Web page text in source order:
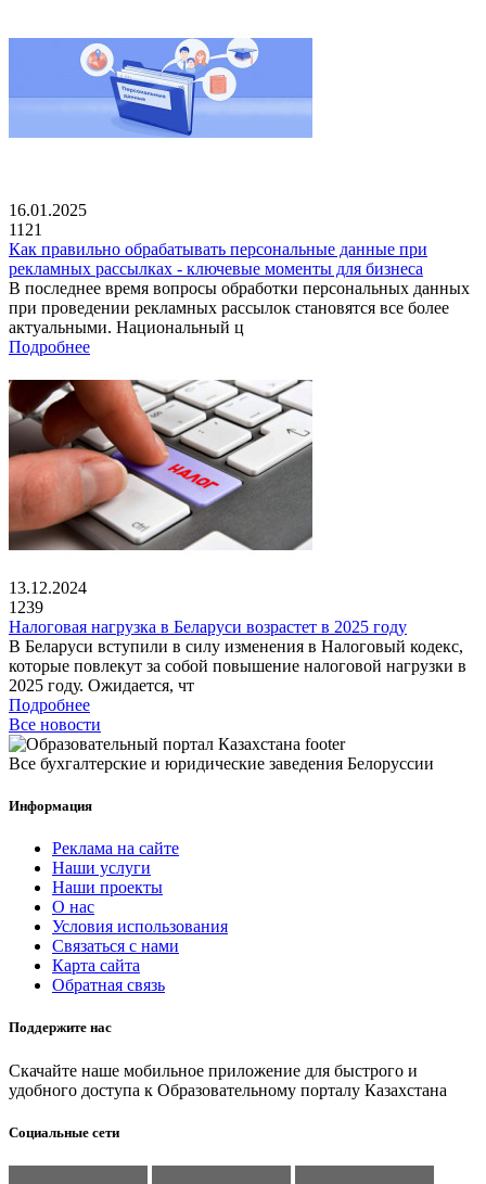
16.01.2025
1121
Как правильно обрабатывать персональные данные при
рекламных рассылках - ключевые моменты для бизнеса
В последнее время вопросы обработки персональных данных
при проведении рекламных рассылок становятся все более
актуальными. Национальный ц
Подробнее
13.12.2024
1239
Налоговая нагрузка в Беларуси возрастет в 2025 году
В Беларуси вступили в силу изменения в Налоговый кодекс,
которые повлекут за собой повышение налоговой нагрузки в
2025 году. Ожидается, чт
Подробнее
Все новости
Все бухгалтерские и юридические заведения Белоруссии
Информация
Реклама на сайте
Наши услуги
Наши проекты
О нас
Условия использования
Связаться с нами
Карта сайта
Обратная связь
Поддержите нас
Скачайте наше мобильное приложение для быстрого и
удобного доступа к Образовательному порталу Казахстана
Социальные сети